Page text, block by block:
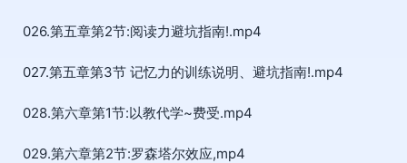
026.第五章第2节:阅读力避坑指南!.mp4
027.第五章第3节 记忆力的训练说明、避坑指南!.mp4
028.第六章第1节:以教代学~费受.mp4
029.第六章第2节:罗森塔尔效应,mp4